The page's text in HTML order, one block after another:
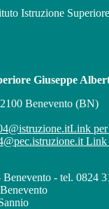
Istruzione
Giuseppe
Benevento (BN)
Link per
Link
- tel. 0824